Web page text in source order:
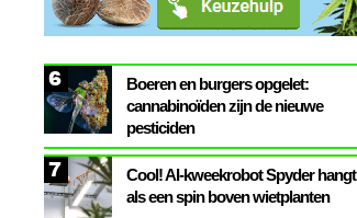
6
Boeren en burgers opgelet:
cannabinoïden zijn de nieuwe
pesticiden
7
Cool! AI-kweekrobot Spyder hangt
als een spin boven wietplanten